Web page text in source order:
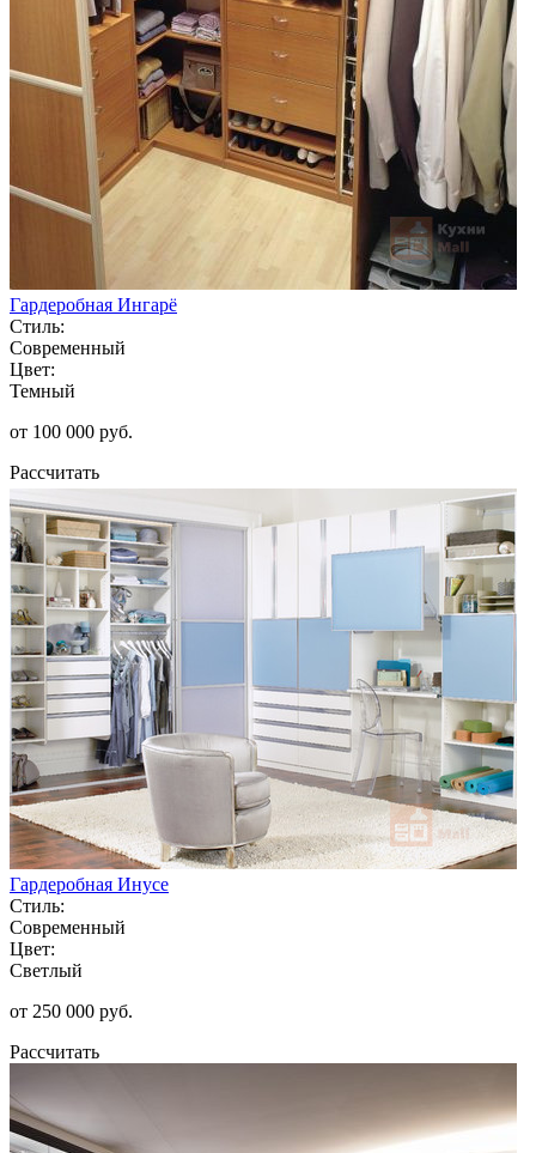
Гардеробная Ингарё
Стиль:
Современный
Цвет:
Темный
от 100 000 руб.
Рассчитать
Гардеробная Инусе
Стиль:
Современный
Цвет:
Светлый
от 250 000 руб.
Рассчитать